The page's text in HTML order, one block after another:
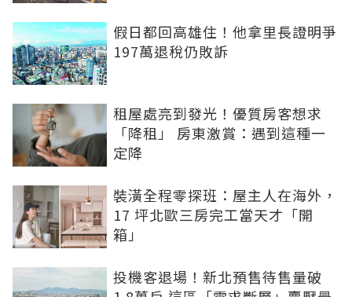
假日都回高雄住！他拿里長證明爭
197萬退稅仍敗訴
租屋處亮到發光！優質房客想求
「降租」 房東激賞：遇到這種一
定降
裝潢全程零探班：屋主人在海外，
17 坪北歐三房完工當天才「開
箱」
投機客退場！新北預售待售量破